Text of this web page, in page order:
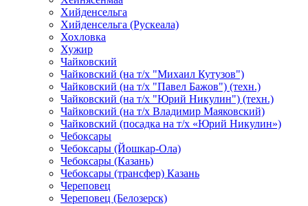
Хийденсельга
Хийденсельга (Рускеала)
Хохловка
Хужир
Чайковский
Чайковский (на т/х "Михаил Кутузов")
Чайковский (на т/х "Павел Бажов") (техн.)
Чайковский (на т/х "Юрий Никулин") (техн.)
Чайковский (на т/х Владимир Маяковский)
Чайковский (посадка на т/х «Юрий Никулин»)
Чебоксары
Чебоксары (Йошкар-Ола)
Чебоксары (Казань)
Чебоксары (трансфер) Казань
Череповец
Череповец (Белозерск)